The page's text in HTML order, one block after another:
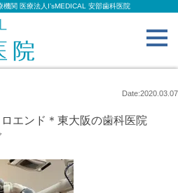
関 医療法人I’sMEDICAL 安部歯科医院
Date:2020.03.07
エンド＊東大阪の歯科医院